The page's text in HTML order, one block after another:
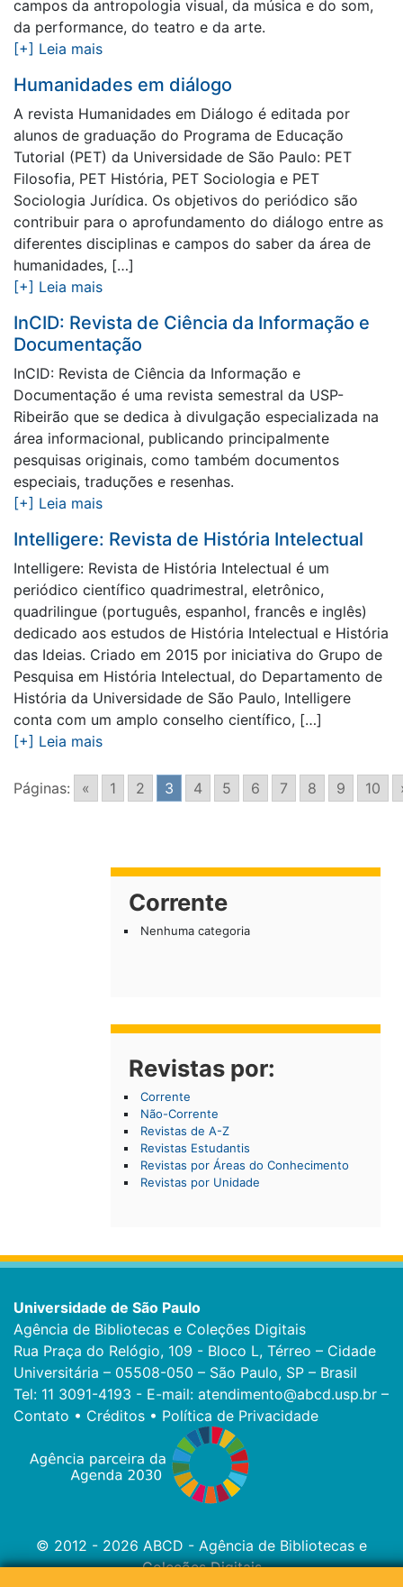
campos da antropologia visual, da música e do som,
da performance, do teatro e da arte.
[+] Leia mais
Humanidades em diálogo
A revista Humanidades em Diálogo é editada por
alunos de graduação do Programa de Educação
Tutorial (PET) da Universidade de São Paulo: PET
Filosofia, PET História, PET Sociologia e PET
Sociologia Jurídica. Os objetivos do periódico são
contribuir para o aprofundamento do diálogo entre as
diferentes disciplinas e campos do saber da área de
humanidades, […]
[+] Leia mais
InCID: Revista de Ciência da Informação e
Documentação
InCID: Revista de Ciência da Informação e
Documentação é uma revista semestral da USP-
Ribeirão que se dedica à divulgação especializada na
área informacional, publicando principalmente
pesquisas originais, como também documentos
especiais, traduções e resenhas.
[+] Leia mais
Intelligere: Revista de História Intelectual
Intelligere: Revista de História Intelectual é um
periódico científico quadrimestral, eletrônico,
quadrilingue (português, espanhol, francês e inglês)
dedicado aos estudos de História Intelectual e História
das Ideias. Criado em 2015 por iniciativa do Grupo de
Pesquisa em História Intelectual, do Departamento de
História da Universidade de São Paulo, Intelligere
conta com um amplo conselho científico, […]
[+] Leia mais
Páginas: « 1 2 3 4 5 6 7 8 9 10
Corrente
Nenhuma categoria
Revistas por:
Corrente
Não-Corrente
Revistas de A-Z
Revistas Estudantis
Revistas por Áreas do Conhecimento
Revistas por Unidade
Universidade de São Paulo
Agência de Bibliotecas e Coleções Digitais
Rua Praça do Relógio, 109 - Bloco L, Térreo – Cidade
Universitária – 05508-050 – São Paulo, SP – Brasil
Tel: 11 3091-4193 - E-mail: atendimento@abcd.usp.br –
Contato • Créditos • Política de Privacidade
© 2012 - 2026 ABCD - Agência de Bibliotecas e
Coleções Digitais